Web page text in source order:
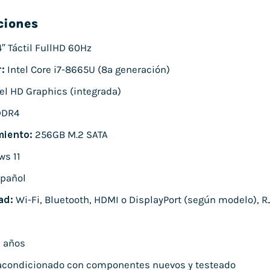
Táctil FullHD 60Hz
Intel Core i7-8665U (8ª generación)
HD Graphics (integrada)
256GB M.2 SATA
11
Wi-Fi, Bluetooth, HDMI o DisplayPort (según modelo),
con componentes nuevos y testeado